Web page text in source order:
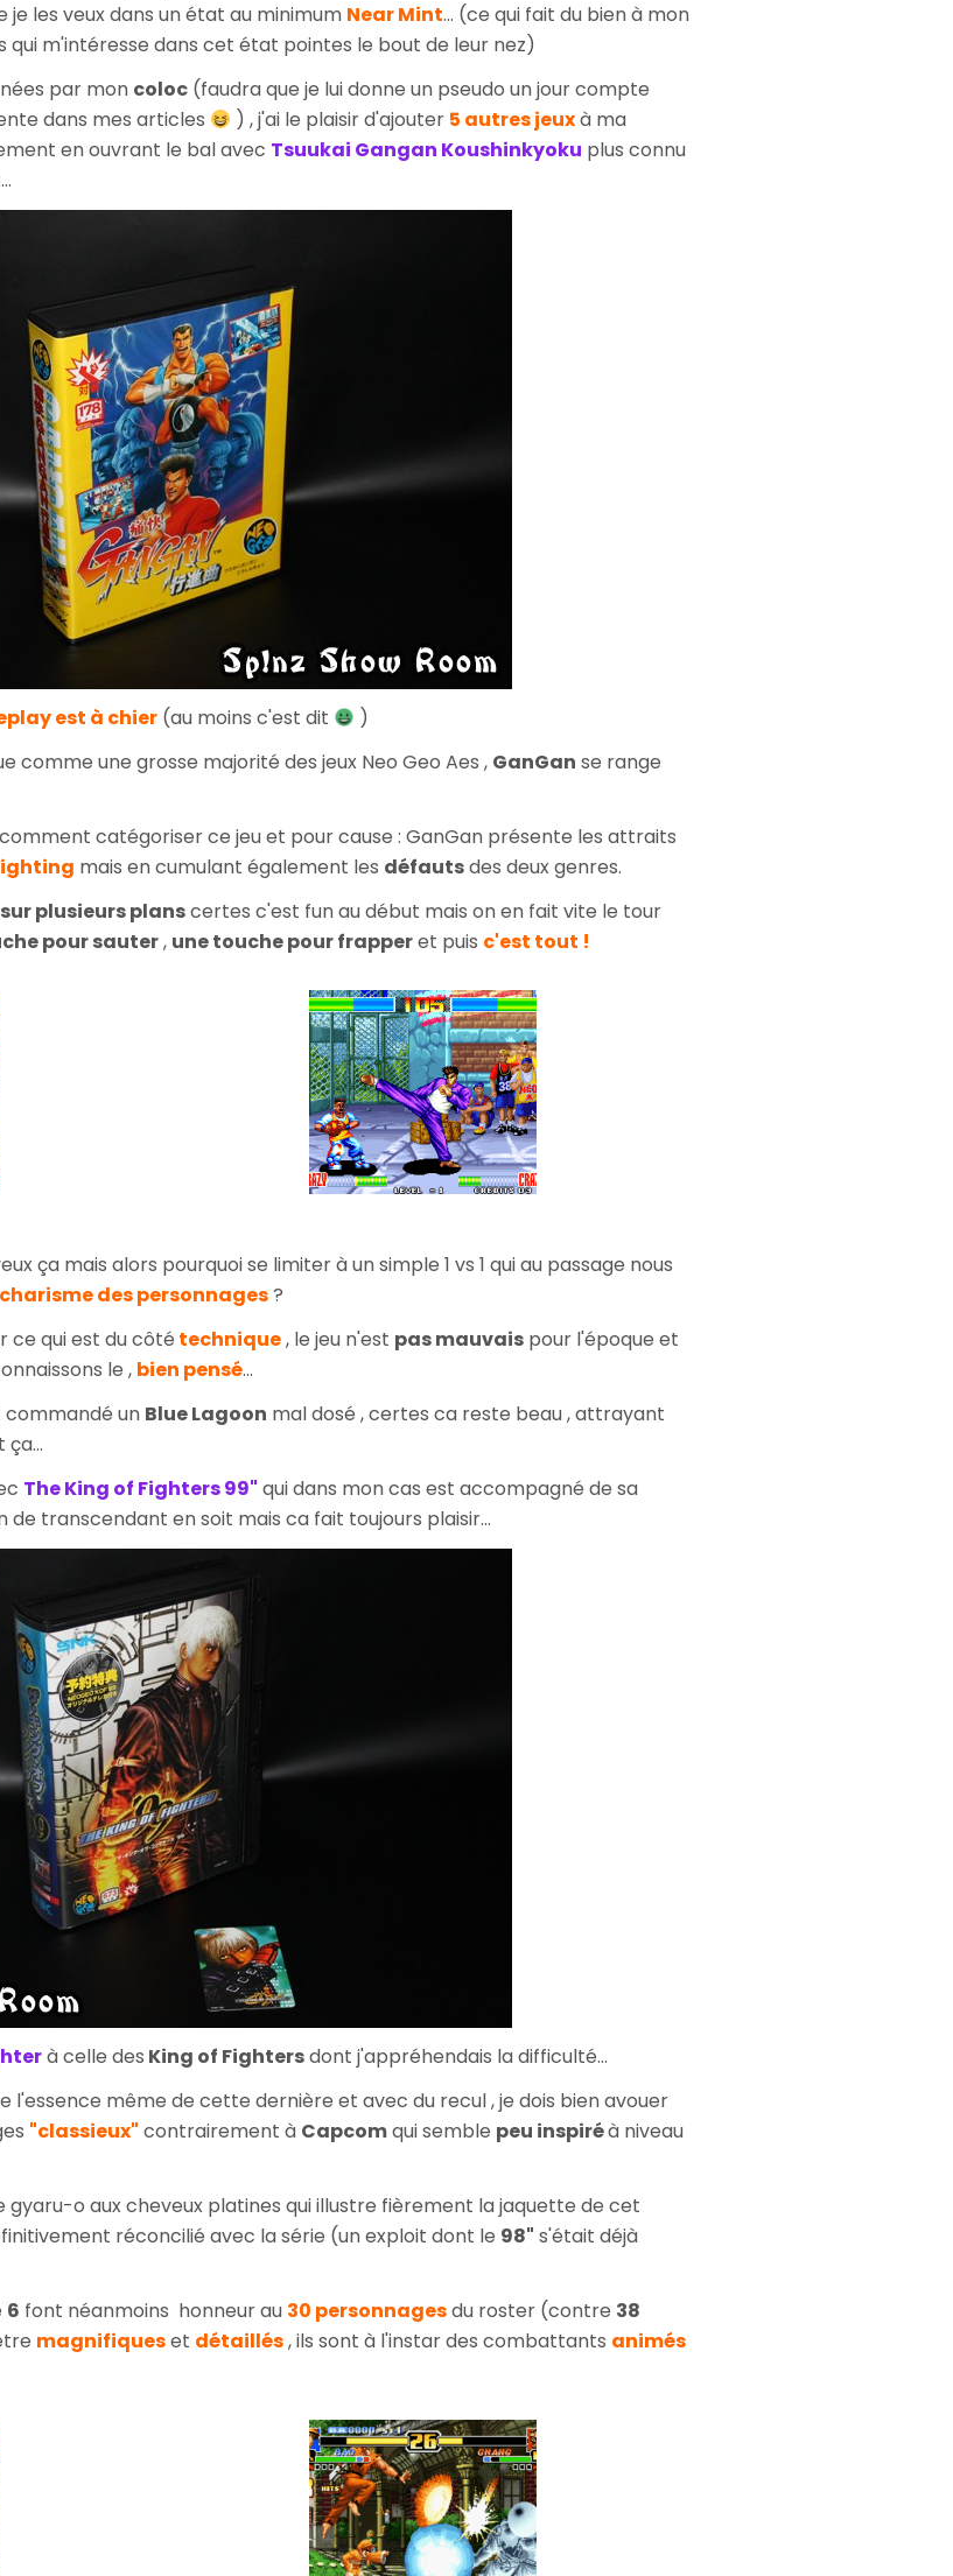
je les veux dans un état au minimum Near Mint... (ce qui fait du bien à mon
m'intéresse dans cet état pointes le bout de leur nez)
par mon coloc (faudra que je lui donne un pseudo un jour compte
dans mes articles ) , j'ai le plaisir d'ajouter 5 autres jeuxà ma
en ouvrant le bal avec Tsuukai Gangan Koushinkyoku plus connu
...
est à chier (au moins c'est dit
)
comme une grosse majorité des jeux Neo Geo Aes , GanGan se range
catégoriser ce jeu et pour cause : GanGan présente les attraits
mais en cumulant également les défautsdes deux genres.
plusieurs planscertes c'est fun au début mais on en fait vite le tour
pour sauter, une touche pour frapperet puis c'est tout !
ça mais alors pourquoi se limiter à un simple 1 vs 1 qui au passage nous
des personnages?
ce qui est du côté technique, le jeu n'est pas mauvais pour l'époque et
le , bien pensé...
un Blue Lagoon mal dosé , certes ca reste beau , attrayant
The King of Fighters 99" qui dans mon cas est accompagné de sa
de transcendant en soit mais ca fait toujours plaisir...
à celle des King of Fightersdont j'appréhendais la difficulté...
l'essence même de cette dernière et avec du recul , je dois bien avouer
"classieux" contrairement à Capcomqui semble peu inspiréà niveau
gyaru-o aux cheveux platines qui illustre fièrement la jaquette de cet
réconcilié avec la série (un exploit dont le 98" s'était déjà
6 font néanmoins honneur au 30 personnagesdu roster (contre 38
magnifiqueset détaillés, ils sont à l'instar des combattants animés